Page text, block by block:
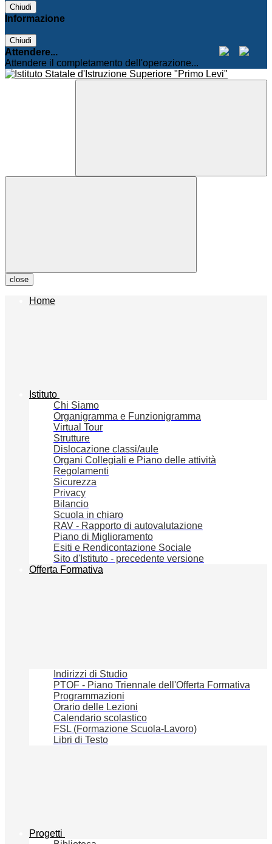
Chiudi
Informazione
Chiudi
Attendere...
Attendere il completamento dell'operazione...
close
Home
Istituto
Chi Siamo
Organigramma e Funzionigramma
Virtual Tour
Strutture
Dislocazione classi/aule
Organi Collegiali e Piano delle attività
Regolamenti
Sicurezza
Privacy
Bilancio
Scuola in chiaro
RAV - Rapporto di autovalutazione
Piano di Miglioramento
Esiti e Rendicontazione Sociale
Sito d'Istituto - precedente versione
Offerta Formativa
Indirizzi di Studio
PTOF - Piano Triennale dell'Offerta Formativa
Programmazioni
Orario delle Lezioni
Calendario scolastico
FSL (Formazione Scuola-Lavoro)
Libri di Testo
Progetti